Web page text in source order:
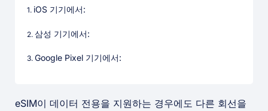
iOS 기기에서:
삼성 기기에서:
Google Pixel 기기에서:
eSIM이 데이터 전용을 지원하는 경우에도 다른 회선을